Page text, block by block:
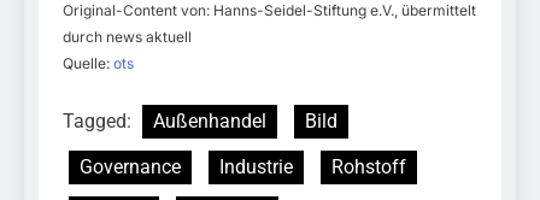
Original-Content von: Hanns-Seidel-Stiftung e.V., übermittelt
durch news aktuell
Quelle: ots
Tagged: Außenhandel
Bild
Governance
Industrie
Rohstoff